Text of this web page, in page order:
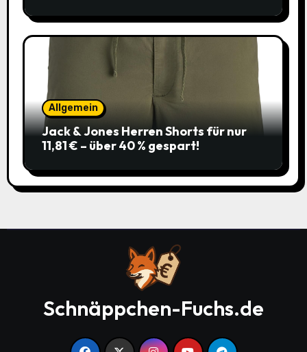
Allgemein
Jack & Jones Herren Shorts für nur
11,81 € – über 40 % gespart!
Schnäppchen-Fuchs.de